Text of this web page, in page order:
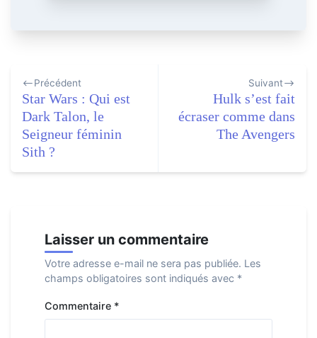
de
l’article
Précédent
Star Wars : Qui est
Dark Talon, le
Seigneur féminin
Sith ?
Suivant
Hulk s’est fait
écraser comme dans
The Avengers
Laisser un commentaire
Votre adresse e-mail ne sera pas publiée. Les
champs obligatoires sont indiqués avec *
Commentaire *